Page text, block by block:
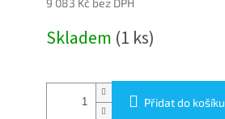
9 083 Kč bez DPH
cena:
Skladem (1 ks)
Přidat do košíku